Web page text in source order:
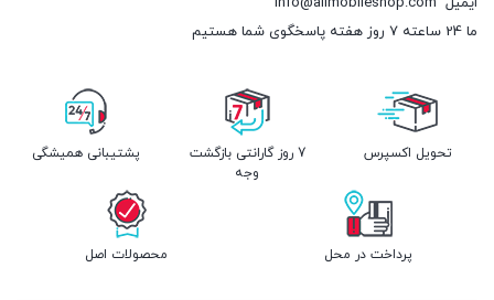
ما 24 ساعته 7 روز هفته پاسخگوی شما هستیم
تحویل اکسپرس
7 روز گارانتی بازگشت
وجه
پشتیبانی همیشگی
پرداخت در محل محصولات اصل